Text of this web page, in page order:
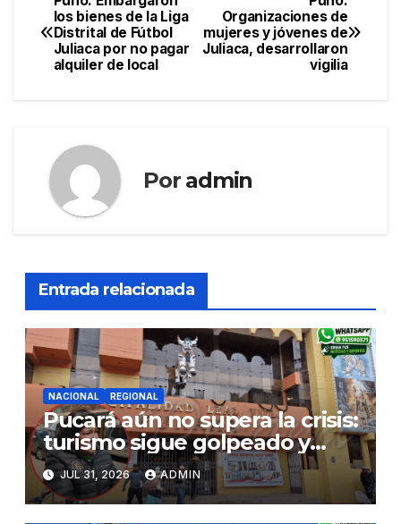
Navegación
de
entradas
Organizaciones de
mujeres y jóvenes de
Juliaca, desarrollaron
vigilia
los bienes de la Liga
Distrital de Fútbol
Juliaca por no pagar
alquiler de local
Por admin
Entrada relacionada
NACIONAL REGIONAL
Pucará aún no supera la crisis:
turismo sigue golpeado y
alcaldesa exige al nuevo
Gobierno fondos para obras
paralizadas
JUL 31, 2026 ADMIN